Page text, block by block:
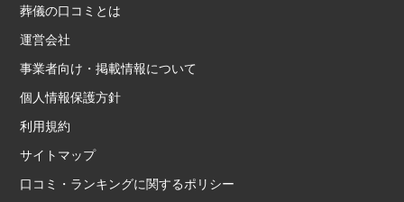
葬儀の口コミとは
運営会社
事業者向け・掲載情報について
個人情報保護方針
利用規約
サイトマップ
口コミ・ランキングに関するポリシー